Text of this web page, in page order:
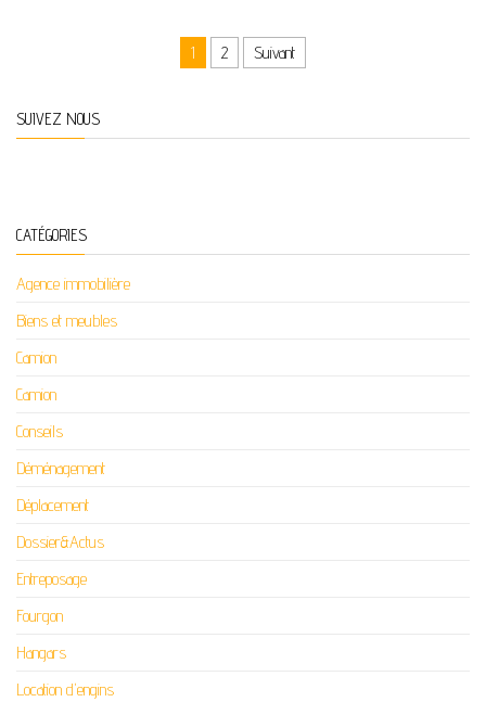
Pagination des publications
1 2 Suivant
SUIVEZ NOUS
CATÉGORIES
Agence immobilière
Biens et meubles
Camion
Camion
Conseils
Déménagement
Déplacement
Dossier&Actus
Entreposage
Fourgon
Hangars
Location d'engins